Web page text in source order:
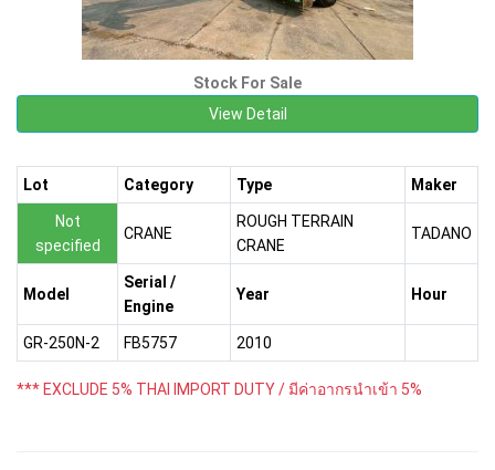
Stock For Sale
View Detail
Lot Category Type Maker
Not
specified
CRANE
ROUGH TERRAIN
CRANE
TADANO
Model
Serial /
Engine
Year Hour
GR-250N-2 FB5757 2010
*** EXCLUDE 5% THAI IMPORT DUTY / มีค่าอากรนำเข้า 5%